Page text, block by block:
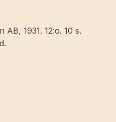
1931. 12:o. 10 s.